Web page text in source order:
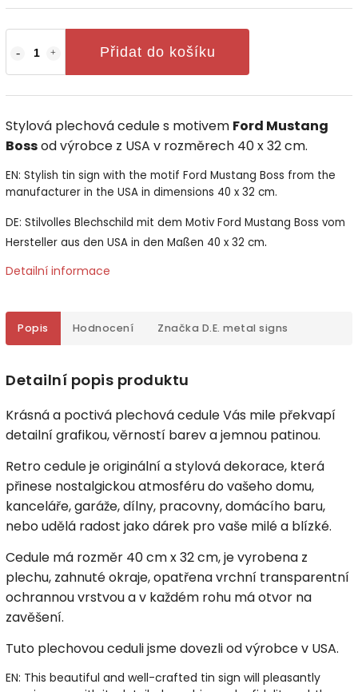
Přidat do košíku
Stylová plechová cedule s motivem Ford Mustang
Bossod výrobce z USA v rozměrech 40 x 32 cm.
EN: Stylish tin sign with the motif Ford Mustang Boss from the
manufacturer in the USA in dimensions 40 x 32 cm.
DE: Stilvolles Blechschild mit dem Motiv Ford Mustang Boss vom
Hersteller aus den USA in den Maßen 40 x 32 cm.
Detailní informace
Popis Hodnocení Značka D.E. metal signs
Detailní popis produktu
Krásná a poctivá plechová cedule Vás mile překvapí
detailní grafikou, věrností barev a jemnou patinou.
Retro cedule je originální a stylová dekorace, která
přinese nostalgickou atmosféru do vašeho domu,
kanceláře, garáže, dílny, pracovny, domácího baru,
nebo udělá radost jako dárek pro vaše milé a blízké.
Cedule má rozměr 40 cm x 32 cm, je vyrobena z
plechu, zahnuté okraje, opatřena vrchní transparentní
ochrannou vrstvou a v každém rohu má otvor na
zavěšení.
Tuto plechovou ceduli jsme dovezli od výrobce v USA.
EN: This beautiful and well-crafted tin sign will pleasantly